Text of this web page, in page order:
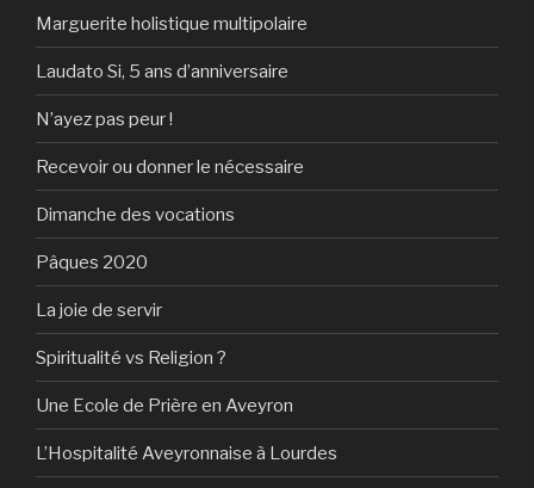
Marguerite holistique multipolaire
Laudato Si, 5 ans d’anniversaire
N’ayez pas peur !
Recevoir ou donner le nécessaire
Dimanche des vocations
Pâques 2020
La joie de servir
Spiritualité vs Religion ?
Une Ecole de Prière en Aveyron
L’Hospitalité Aveyronnaise à Lourdes